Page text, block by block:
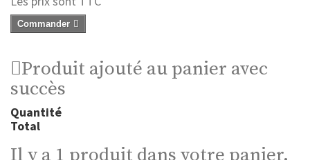
Commander
Produit ajouté au panier avec
succès
Quantité
Total
Il y a 1 produit dans votre panier.